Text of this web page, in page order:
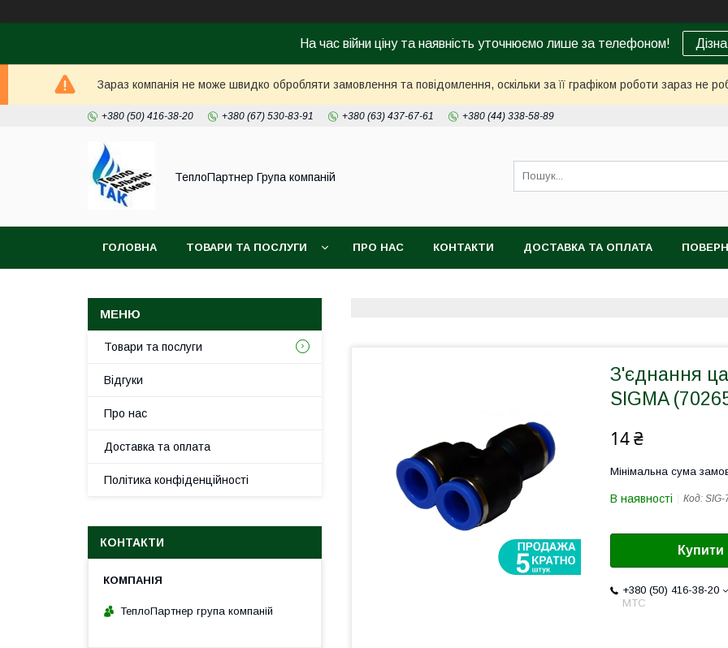
На час війни ціну та наявність уточнюємо лише за телефоном!
Зараз компанія не може швидко обробляти замовлення та повідомлення, оскільки за її графіком роботи зараз не
+380 (50) 416-38-20 +380 (67) 530-83-91 +380 (63) 437-67-61 +380 (44) 338-58-89
ТеплоПартнер Група компаній
ГОЛОВНА ТОВАРИ ТА ПОСЛУГИ ПРО НАС КОНТАКТИ ДОСТАВКА ТА ОПЛАТА
З'єднання
SIGMA
14 ₴
Мінімальна сума
В наявності Код: SIG-
Купити
+380 (50) 416-38-20
МТС
Товари та послуги
Відгуки
Про нас
Доставка та оплата
Політика конфіденційності
КОНТАКТИ
ТеплоПартнер група компаній